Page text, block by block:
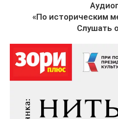
«По историческим
Слушать